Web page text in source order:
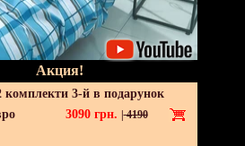
Акция!
комплекти 3-й в подарунок
3090 грн. |4190